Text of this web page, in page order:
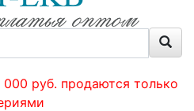
руб. продаются только